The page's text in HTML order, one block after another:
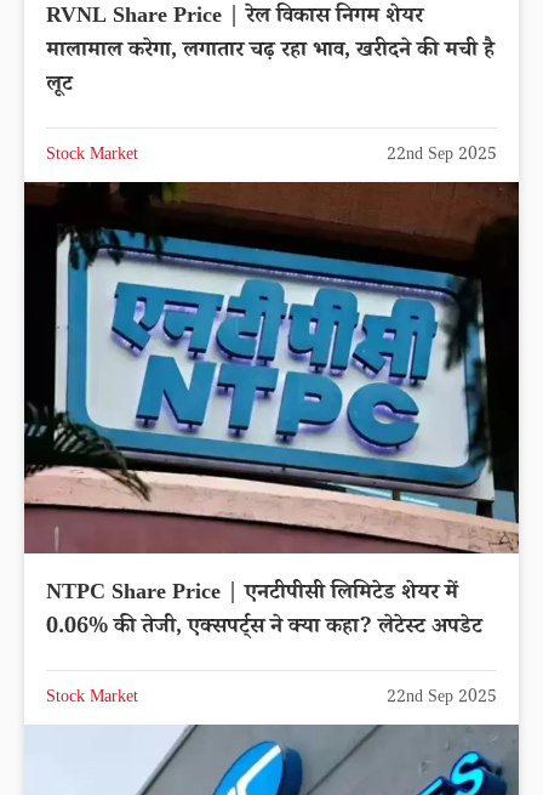
RVNL Share Price | रेल विकास निगम शेयर
मालामाल करेगा, लगातार चढ़ रहा भाव, खरीदने की मची है
लूट
Stock Market 22nd Sep 2025
NTPC Share Price | एनटीपीसी लिमिटेड शेयर में
0.06% की तेजी, एक्सपर्ट्स ने क्या कहा? लेटेस्ट अपडेट
Stock Market 22nd Sep 2025